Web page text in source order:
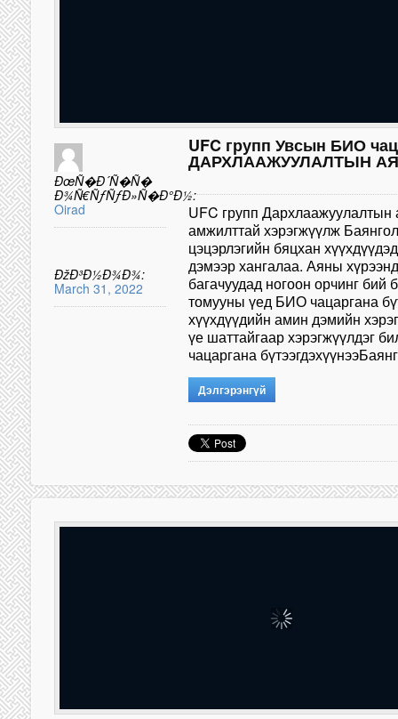
ÐœÑ�Ð´Ñ�Ñ�
Ð¾Ñ€ÑƒÑƒÐ»Ñ�Ð°Ð½:
Oirad
ÐžÐ³Ð½Ð¾Ð¾:
March 31, 2022
UFC групп Увсын БИО
ДАРХЛААЖУУЛАЛТЫН
UFC групп Дархлаажуулалтын
амжилттай хэрэгжүүлж
цэцэрлэгийн бяцхан
дэмээр хангалаа. Аяны
багачуудад ногоон орчинг бий
томууны үед БИО чацаргана
хүүхдүүдийн амин дэмийн
үе шаттайгаар хэрэгжүүлдэг
чацаргана
Дэлгэрэнгүй